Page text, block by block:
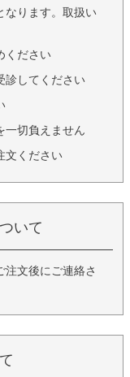
なります。取扱い
ください
診してください
一切負えません
文ください
いて
文後にご連絡さ